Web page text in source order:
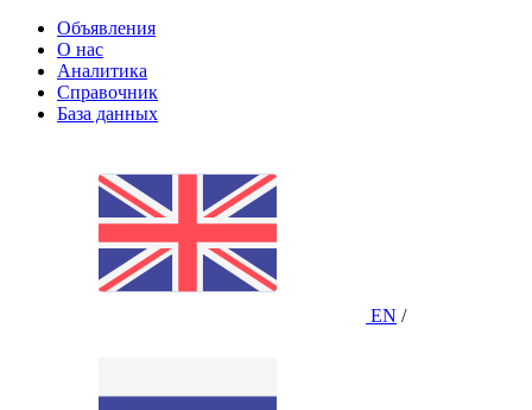
Объявления
О нас
Аналитика
Справочник
База данных
EN /